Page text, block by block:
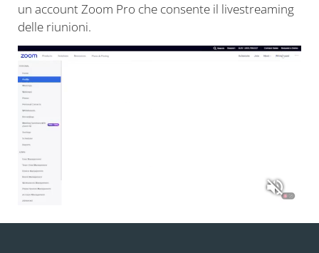
un account Zoom Pro che consente il livestreaming
delle riunioni.